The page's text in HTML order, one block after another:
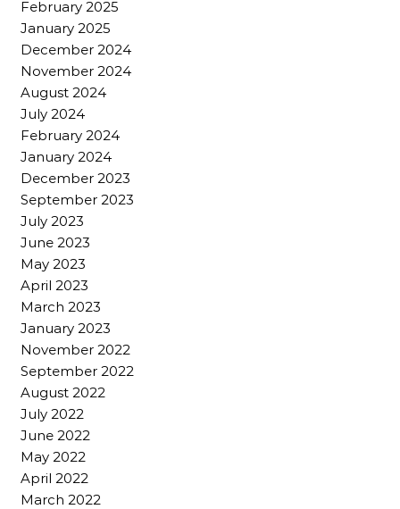
February 2025
January 2025
December 2024
November 2024
August 2024
July 2024
February 2024
January 2024
December 2023
September 2023
July 2023
June 2023
May 2023
April 2023
March 2023
January 2023
November 2022
September 2022
August 2022
July 2022
June 2022
May 2022
April 2022
March 2022